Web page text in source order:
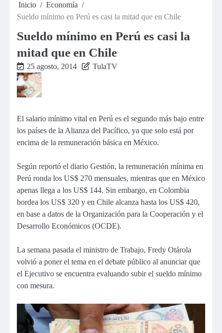
Inicio
Economía
Sueldo mínimo en Perú es casi la mitad que en Chile
Sueldo mínimo en Perú es casi la
mitad que en Chile
25 agosto, 2014 TulaTV
El salario mínimo vital en Perú es el segundo más bajo entre
los países de la Alianza del Pacífico, ya que solo está por
encima de la remuneración básica en México.
Según reportó el diario Gestión, la remuneración mínima en
Perú ronda los US$ 270 mensuales, mientras que en México
apenas llega a los US$ 144. Sin embargo, en Colombia
bordea los US$ 320 y en Chile alcanza hasta los US$ 420,
en base a datos de la Organización para la Cooperación y el
Desarrollo Económicos (OCDE).
La semana pasada el ministro de Trabajo, Fredy Otárola
volvió a poner el tema en el debate público al anunciar que
el Ejecutivo se encuentra evaluando subir el sueldo mínimo
con mesura.